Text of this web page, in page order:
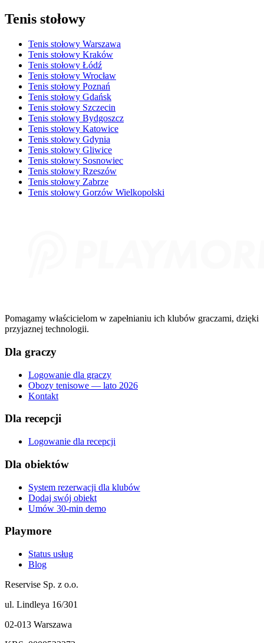
Tenis stołowy
Tenis stołowy Warszawa
Tenis stołowy Kraków
Tenis stołowy Łódź
Tenis stołowy Wrocław
Tenis stołowy Poznań
Tenis stołowy Gdańsk
Tenis stołowy Szczecin
Tenis stołowy Bydgoszcz
Tenis stołowy Katowice
Tenis stołowy Gdynia
Tenis stołowy Gliwice
Tenis stołowy Sosnowiec
Tenis stołowy Rzeszów
Tenis stołowy Zabrze
Tenis stołowy Gorzów Wielkopolski
Pomagamy właścicielom w zapełnianiu ich klubów graczami, dzięki
przyjaznej technologii.
Dla graczy
Logowanie dla graczy
Obozy tenisowe — lato 2026
Kontakt
Dla recepcji
Logowanie dla recepcji
Dla obiektów
System rezerwacji dla klubów
Dodaj swój obiekt
Umów 30-min demo
Playmore
Status usług
Blog
Reservise Sp. z o.o.
ul. Lindleya 16/301
02-013 Warszawa